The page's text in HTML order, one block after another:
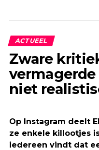
ACTUEEL
Zware
vermagerde
niet
Op Instagram deelt
ze enkele killootjes
iedereen vindt dat